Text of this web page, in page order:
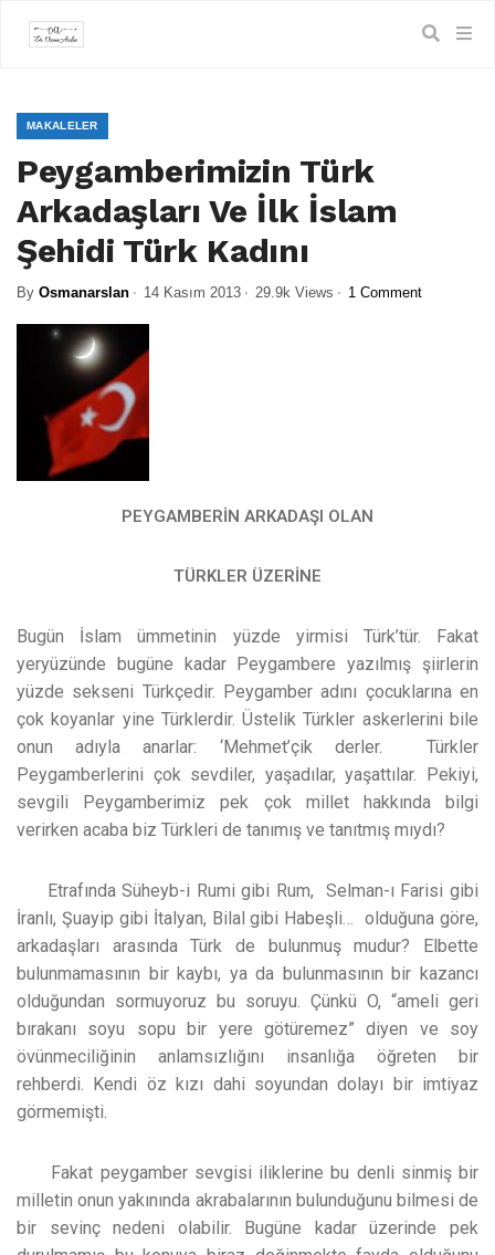
MAKALELER
Peygamberimizin Türk
Arkadaşları Ve İlk İslam
Şehidi Türk Kadını
By Osmanarslan 14 Kasım 2013 29.9k Views 1 Comment
PEYGAMBERİN ARKADAŞI OLAN
TÜRKLER ÜZERİNE
Bugün İslam ümmetinin yüzde yirmisi Türk’tür. Fakat
yeryüzünde bugüne kadar Peygambere yazılmış şiirlerin
yüzde sekseni Türkçedir. Peygamber adını çocuklarına en
çok koyanlar yine Türklerdir. Üstelik Türkler askerlerini bile
onun adıyla anarlar: ‘Mehmet’çik derler. Türkler
Peygamberlerini çok sevdiler, yaşadılar, yaşattılar. Pekiyi,
sevgili Peygamberimiz pek çok millet hakkında bilgi
verirken acaba biz Türkleri de tanımış ve tanıtmış mıydı?
Etrafında Süheyb-i Rumi gibi Rum, Selman-ı Farisi gibi
İranlı, Şuayip gibi İtalyan, Bilal gibi Habeşli… olduğuna göre,
arkadaşları arasında Türk de bulunmuş mudur? Elbette
bulunmamasının bir kaybı, ya da bulunmasının bir kazancı
olduğundan sormuyoruz bu soruyu. Çünkü O, “ameli geri
bırakanı soyu sopu bir yere götüremez” diyen ve soy
övünmeciliğinin anlamsızlığını insanlığa öğreten bir
rehberdi. Kendi öz kızı dahi soyundan dolayı bir imtiyaz
görmemişti.
Fakat peygamber sevgisi iliklerine bu denli sinmiş bir
milletin onun yakınında akrabalarının bulunduğunu bilmesi de
bir sevinç nedeni olabilir. Bugüne kadar üzerinde pek